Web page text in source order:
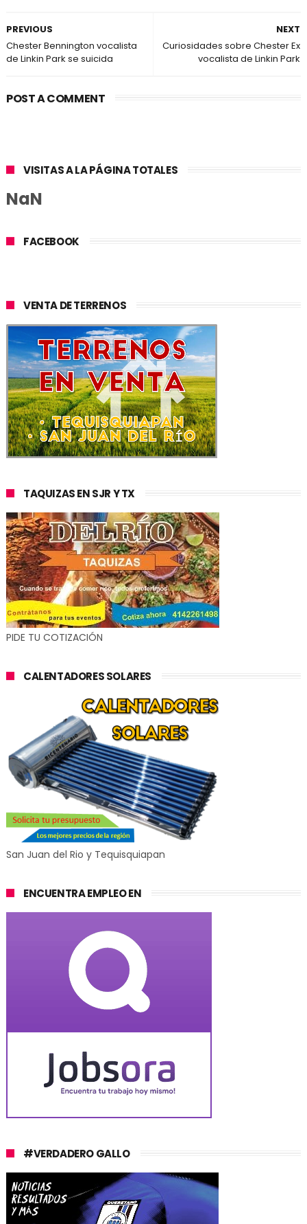
NEXT
Curiosidades sobre Chester Ex
vocalista de Linkin Park
PREVIOUS
Chester Bennington vocalista
de Linkin Park se suicida
POST A COMMENT
VISITAS A LA PÁGINA TOTALES
NaN
FACEBOOK
VENTA DE TERRENOS
TAQUIZAS EN SJR Y TX
PIDE TU COTIZACIÓN
CALENTADORES SOLARES
San Juan del Rio y Tequisquiapan
ENCUENTRA EMPLEO EN
#VERDADERO GALLO